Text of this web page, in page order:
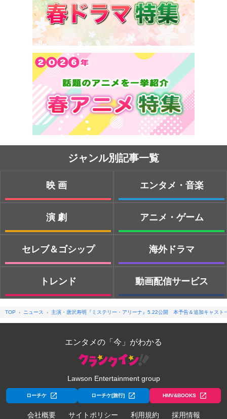
ジャンル別記事一覧
映画
演劇
セレブ＆ゴシップ
トレンド
エンタメ・音楽
アニメ・ゲーム
海外ドラマ
動画配信サービス
TOP ニュース 主演・唐沢寿明『ミステリー・アリーナ』5.22公開 本予告＆追加キャスト
エンタメの「今」がわかる
Lawson Entertainment group
ローチケ ローチケ[旅行] HMV&BOOKS
会社概要 サイトポリシー 利用規約 採用情報